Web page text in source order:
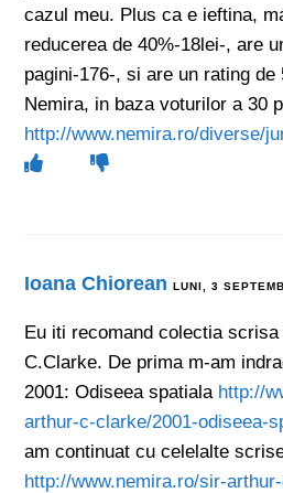
cazul meu. Plus ca e ieftina,
reducerea de 40%-18lei-, are
pagini-176-, si are un rating
Nemira, in baza voturilor a 30
http://www.nemira.ro/diverse/
Ioana Chiorean LUNI, 3
Eu iti recomand colectia
C.Clarke. De prima m-am
2001: Odiseea spatiala http://
arthur-c-clarke/2001-odiseea-
am continuat cu celelalte
http://www.nemira.ro/sir-